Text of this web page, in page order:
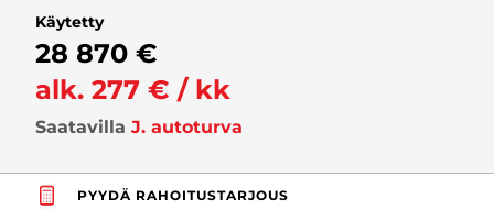
Käytetty
28 870 €
alk. 277 € / kk
Saatavilla J. autoturva
PYYDÄ RAHOITUSTARJOUS